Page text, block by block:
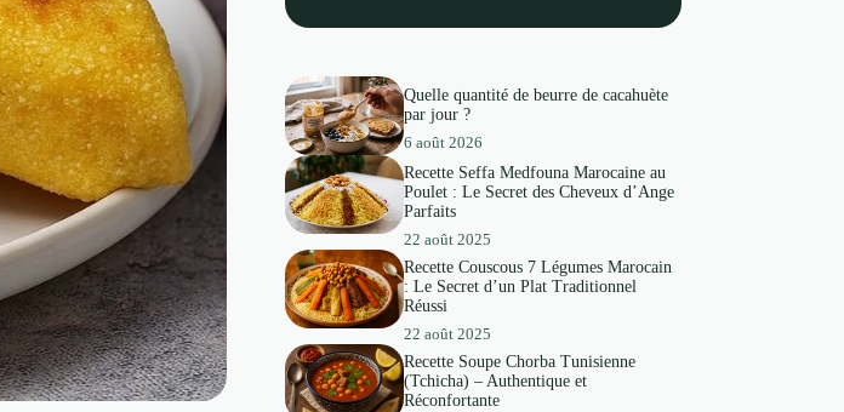
Quelle quantité de beurre de cacahuète
par jour ?
6 août 2026
Recette Seffa Medfouna Marocaine au
Poulet : Le Secret des Cheveux d’Ange
Parfaits
22 août 2025
Recette Couscous 7 Légumes Marocain
: Le Secret d’un Plat Traditionnel
Réussi
22 août 2025
Recette Soupe Chorba Tunisienne
(Tchicha) – Authentique et
Réconfortante